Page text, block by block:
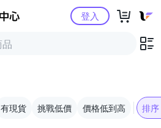
Yahoo購物中心登入
有現貨 挑戰低價 價格低到高 排序